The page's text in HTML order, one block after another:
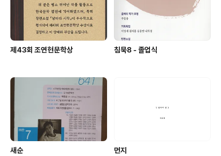
제43회 조연현문학상 침묵8 - 졸업식
새순 먼지